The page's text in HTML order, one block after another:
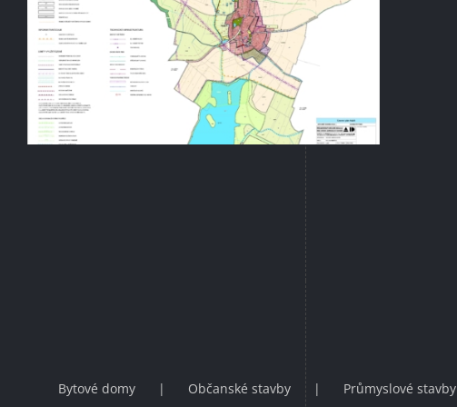
Bytové domy Občanské stavby Průmyslové stavby